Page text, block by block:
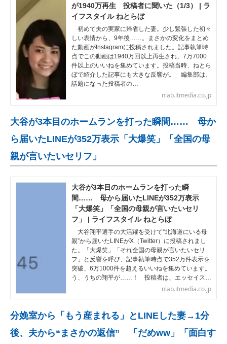
が1940万再生 投稿者に聞いた（1/3） | ラ
イフスタイル ねとらぼ
初めて夫の実家に帰省した妻。少し緊張した初々
しい表情から、9年後……。まさかの変化をまとめ
た動画がInstagramに投稿されました。記事執筆時
点でこの動画は1940万回以上再生され、7万7000
件以上のいいねを集めています。投稿当時、ねとら
ぼで紹介した記事にも大きな反響が。 編集部は、
話題になった投稿者の…
nlab.itmedia.co.jp
大谷が3本目のホームランを打った瞬間…… 母か
ら届いたLINEが352万表示「大爆笑」「全国の母
親が言いたいセリフ」
大谷が3本目のホームランを打った瞬
間…… 母から届いたLINEが352万表示
「大爆笑」「全国の母親が言いたいセリ
フ」 | ライフスタイル ねとらぼ
大谷翔平選手の大活躍を受けて“北海道にいる母
親”から届いたLINEがX（Twitter）に投稿されまし
た。「大爆笑」「それ全国の母親が言いたいセリ
フ」と反響を呼び、記事執筆時点で352万件表示を
突破、6万1000件を超えるいいねを集めています。
う、うちの翔平が……！ 投稿者は、エッセイス…
nlab.itmedia.co.jp
分娩室から「もう産まれる」とLINEした妻→1分
後、夫から“まさかの返信” 「だめww」「面白す